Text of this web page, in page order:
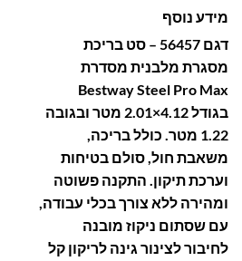
מידע נוסף
דגם 56457 – סט בריכת
מסגרת מלבנית מסדרת
Bestway Steel Pro Max
בגודל 4.12×2.01 מטר ובגובה
1.22 מטר. כולל בריכה,
משאבת חול, סולם בטיחות
וערכת תיקון. התקנה פשוטה
ומהירה ללא צורך בכלי עבודה,
עם שסתום ניקוז מובנה
לחיבור לצינור גינה לריקון קל